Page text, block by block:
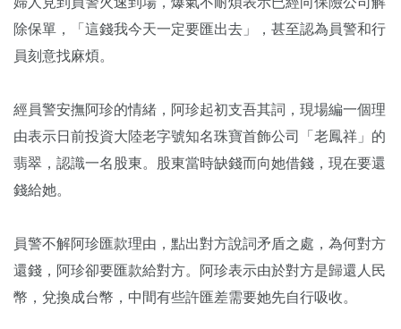
除保單，「這錢我今天一定要匯出去」，甚至認為員警和行
員刻意找麻煩。
經員警安撫阿珍的情緒，阿珍起初支吾其詞，現場編一個理
由表示日前投資大陸老字號知名珠寶首飾公司「老鳳祥」的
翡翠，認識一名股東。股東當時缺錢而向她借錢，現在要還
錢給她。
員警不解阿珍匯款理由，點出對方說詞矛盾之處，為何對方
還錢，阿珍卻要匯款給對方。阿珍表示由於對方是歸還人民
幣，兌換成台幣，中間有些許匯差需要她先自行吸收。